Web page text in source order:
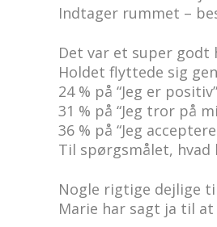
Indtager rummet –
Det var et super
Holdet flyttede sig
24 % på “Jeg er positiv”
31 % på “Jeg tror på
36 % på “Jeg
Til spørgsmålet, hvad
Nogle rigtige dejlige
Marie har sagt ja til